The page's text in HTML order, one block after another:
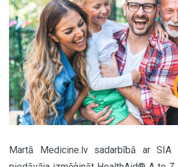
Martā Medicine.lv sadarbībā ar SIA